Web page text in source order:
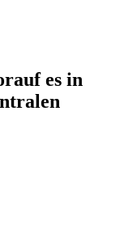
es in